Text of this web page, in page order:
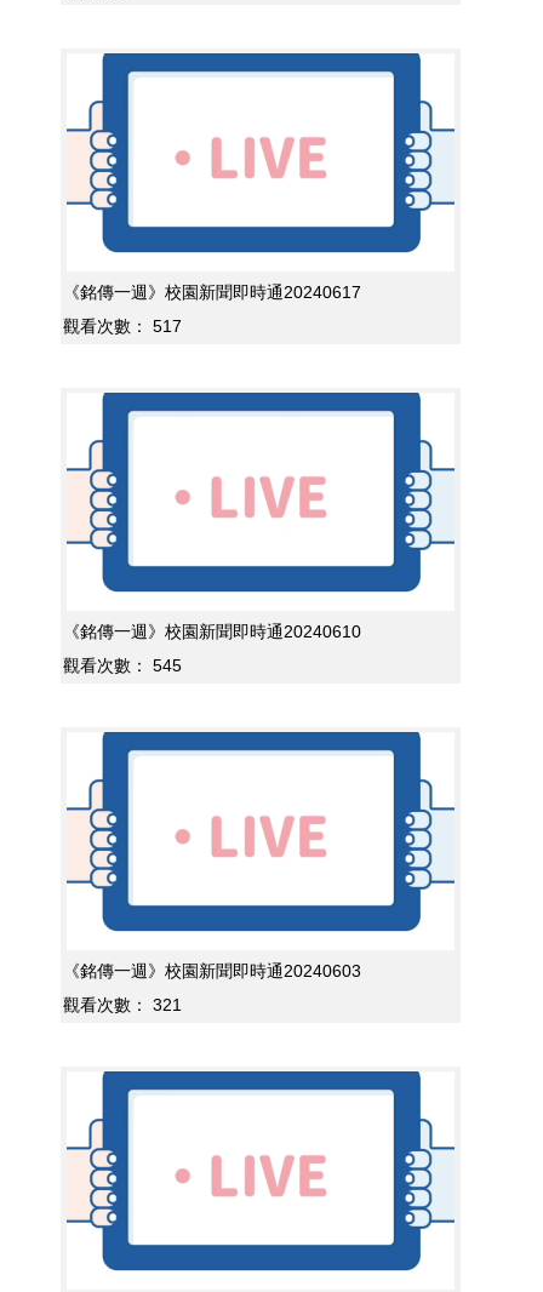
《銘傳一週》校園新聞即時通20240617
觀看次數：
517
《銘傳一週》校園新聞即時通20240610
觀看次數：
545
《銘傳一週》校園新聞即時通20240603
觀看次數：
321